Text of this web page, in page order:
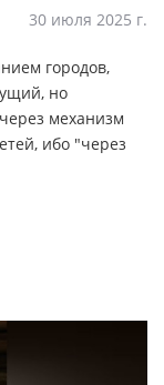
30 июля 2025 г.
городов,
но
механизм
ибо "через